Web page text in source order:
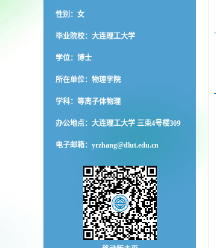
性别：女
毕业院校：大连理工大学
学位：博士
所在单位：物理学院
学科：等离子体物理
办公地点：大连理工大学 三束4号楼309
电子邮箱： yrzhang@dlut.edu.cn